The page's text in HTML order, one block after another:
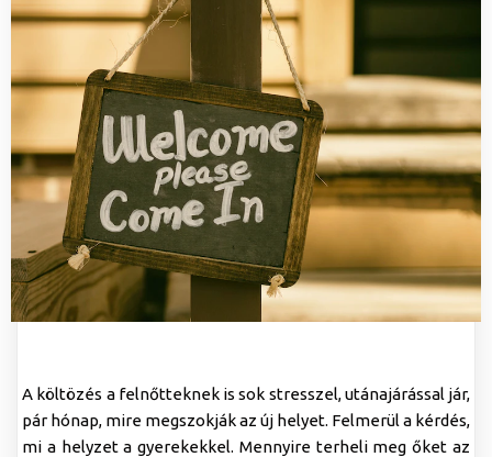
A költözés a felnőtteknek is sok stresszel, utánajárással jár,
pár hónap, mire megszokják az új helyet. Felmerül a kérdés,
mi a helyzet a gyerekekkel. Mennyire terheli meg őket az